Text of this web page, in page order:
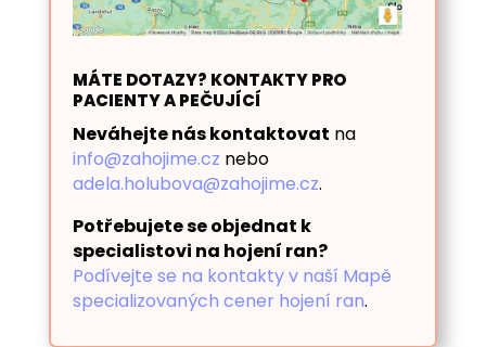
MÁTE DOTAZY? KONTAKTY PRO
PACIENTY A PEČUJÍCÍ
Neváhejte nás kontaktovat na
info@zahojime.cz nebo
adela.holubova@zahojime.cz.
Potřebujete se objednat k
specialistovi na hojení ran?
Podívejte se na kontakty v naší Mapě
specializovaných cener hojení ran.